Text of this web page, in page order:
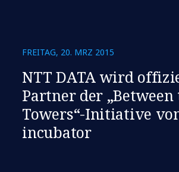
FREITAG, 20. MRZ 2015
NTT DATA wird
Partner der „Between
Towers“-Initiative
incubator